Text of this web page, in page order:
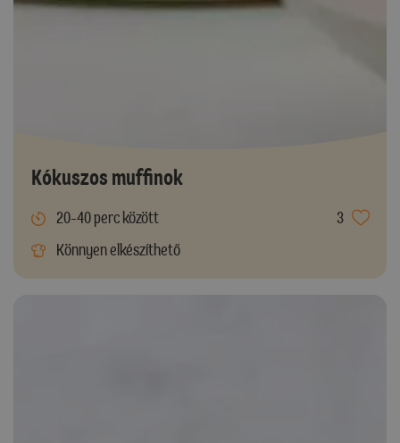
Kókuszos muffinok
20-40 perc között
3
Könnyen elkészíthető